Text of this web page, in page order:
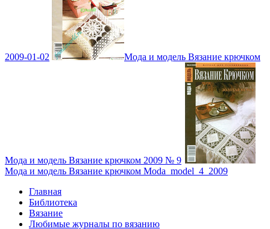
2009-01-02 Мода и модель Вязание крючком
Мода и модель Вязание крючком 2009 № 9
Мода и модель Вязание крючком Moda_model_4_2009
Главная
Библиотека
Вязание
Любимые журналы по вязанию